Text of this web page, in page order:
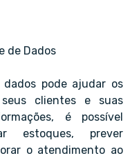
de Dados
pode ajudar os
clientes e suas
é possível
estoques, prever
o atendimento ao